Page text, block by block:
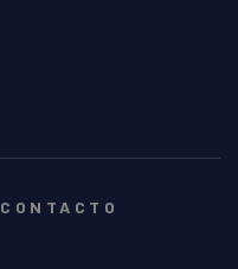
CONTACTO